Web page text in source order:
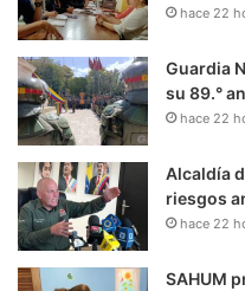
hace 22
Guardia
su 89.°
hace 22
Alcaldía
riesgos
hace 22
SAHUM